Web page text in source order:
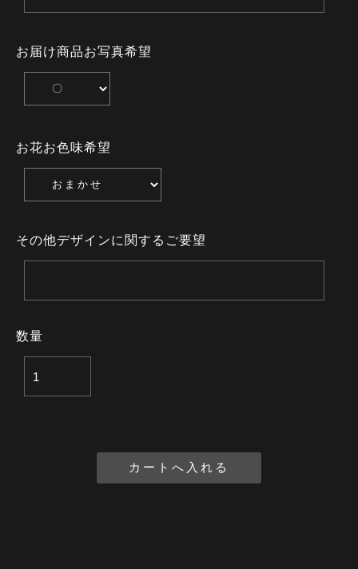
お届け商品お写真希望
お花お色味希望
その他デザインに関するご要望
数量